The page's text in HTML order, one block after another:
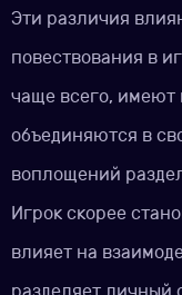
Эти различия
повествования в
чаще всего, имеют
объединяются в
воплощений
Игрок скорее
влияет на
разделяет личный